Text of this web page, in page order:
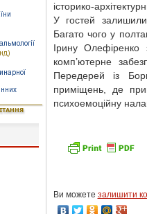
історико-
У гостей
Багато чого у
Ірину Олефіренко
комп’ютерне
Передерей із
приміщень, де
психоемоційну
Ви можете залишити